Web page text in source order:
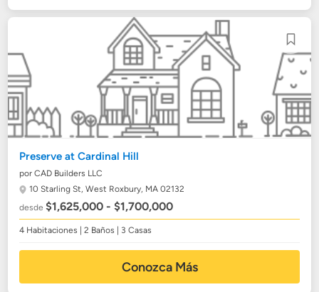
Preserve at Cardinal Hill
por CAD Builders LLC
10 Starling St,West Roxbury, MA 02132
desde$1,625,000 - $1,700,000
4 Habitaciones | 2 Baños | 3 Casas
Conozca Más